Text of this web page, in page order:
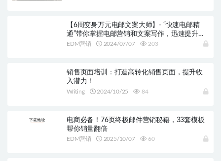
【6周变身万元电邮文案大师】- “快速电邮精
通”带你掌握电邮营销和文案写作，迅速提升你
的收入!
EDM营销 2024/07/07 203
销售页面培训：打造高转化销售页面，提升收
入潜力！
Writing 2024/10/25 84
电商必备！76页终极邮件营销秘籍，33套模板
帮你销量翻倍
EDM营销 2025/10/07 60